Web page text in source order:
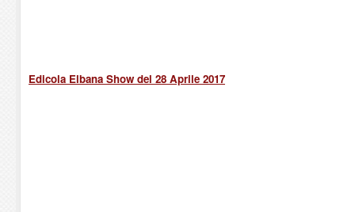
Edicola Elbana Show del 28 Aprile 2017